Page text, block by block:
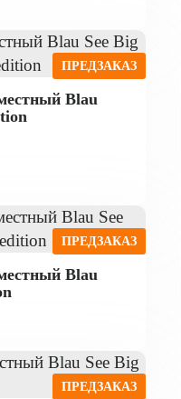
ПРЕДЗАКАЗ
Blau
ПРЕДЗАКАЗ
Blau
ПРЕДЗАКАЗ